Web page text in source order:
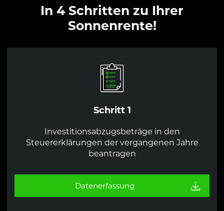
In 4 Schritten zu Ihrer
Sonnenrente!
Schritt 1
Investitionsabzugsbeträge in den
Steuererklärungen der vergangenen Jahre
beantragen
Datenerfassung